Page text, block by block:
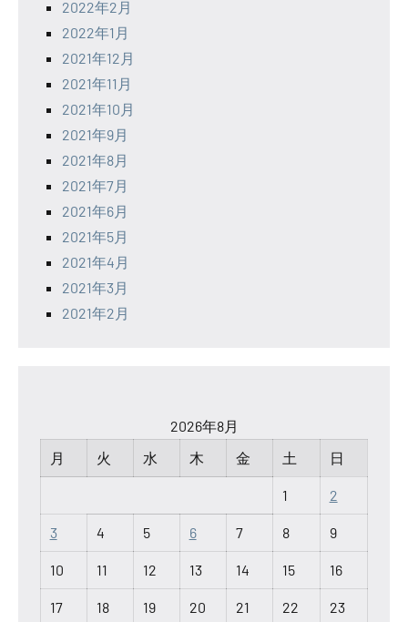
2022年2月
2022年1月
2021年12月
2021年11月
2021年10月
2021年9月
2021年8月
2021年7月
2021年6月
2021年5月
2021年4月
2021年3月
2021年2月
2026年8月
月
火 水 木 金 土 日
1 2
3 4 5 6 7 8 9
10 11 12 13 14 15 16
17 18 19 20 21 22 23